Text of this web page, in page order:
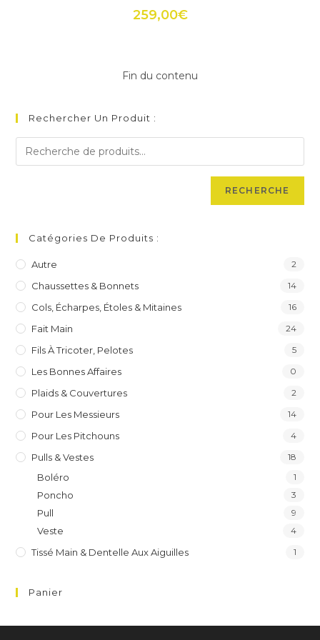
Les
options
la
page
259,00€
Fin du contenu
Rechercher Un Produit :
RECHERCHE
Catégories De Produits :
Autre 2
Chaussettes & Bonnets 14
Cols, Écharpes, Étoles & Mitaines 16
Fait Main 24
Fils À Tricoter, Pelotes 5
Les Bonnes Affaires 0
Plaids & Couvertures 2
Pour Les Messieurs 14
Pour Les Pitchouns 4
Pulls & Vestes 18
Boléro 1
Poncho 3
Pull 9
Veste 4
Tissé Main & Dentelle Aux Aiguilles 1
Panier